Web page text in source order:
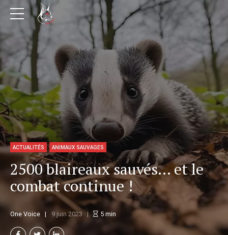
ACTUALITÉS ANIMAUX SAUVAGES
2500 blaireaux sauvés… et le
combat continue !
One Voice 9 juin 2023 5 min